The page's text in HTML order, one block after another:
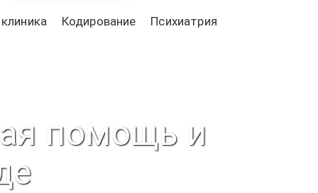
Кодирование Психиатрия
помощь и